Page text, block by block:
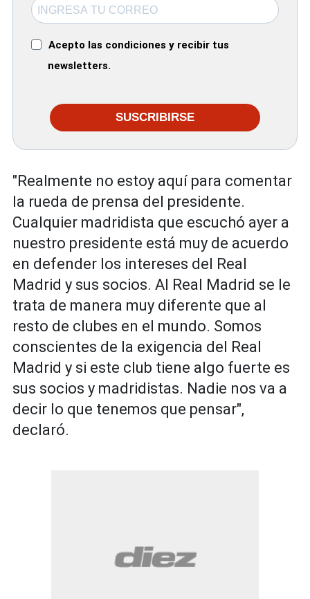
Acepto las condiciones y recibir tus
newsletters.
SUSCRIBIRSE
"Realmente no estoy aquí para comentar
la rueda de prensa del presidente.
Cualquier madridista que escuchó ayer a
nuestro presidente está muy de acuerdo
en defender los intereses del Real
Madrid y sus socios. Al Real Madrid se le
trata de manera muy diferente que al
resto de clubes en el mundo. Somos
conscientes de la exigencia del Real
Madrid y si este club tiene algo fuerte es
sus socios y madridistas. Nadie nos va a
decir lo que tenemos que pensar",
declaró.